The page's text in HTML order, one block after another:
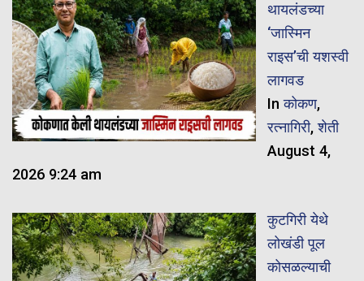
थायलंडच्या
‘जास्मिन
राइस’ची यशस्वी
लागवड
Inकोकण,
रत्नागिरी,शेती
August 4,
2026 9:24 am
कुटगिरी येथे
लोखंडी पूल
कोसळल्याची